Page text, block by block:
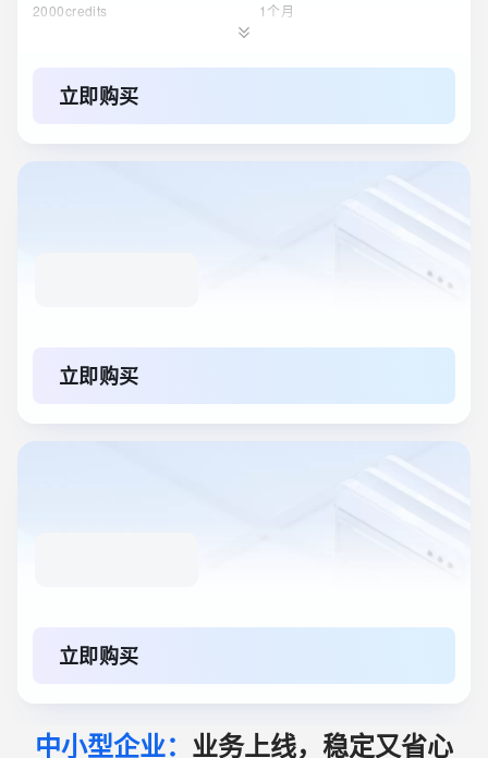
2000credits 1个月
存储空间立即购买
立即购买
立即购买
中小型企业： 业务上线，稳定又省心